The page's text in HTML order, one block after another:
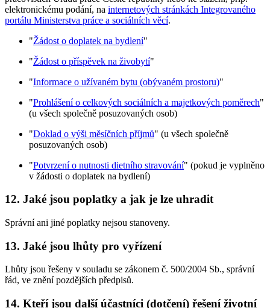
elektronickému podání, na internetových stránkách Integrovaného
portálu Ministerstva práce a sociálních věcí.
"Žádost o doplatek na bydlení"
"Žádost o příspěvek na živobytí"
"Informace o užívaném bytu (obývaném prostoru)"
"Prohlášení o celkových sociálních a majetkových poměrech"
(u všech společně posuzovaných osob)
"Doklad o výši měsíčních příjmů" (u všech společně
posuzovaných osob)
"Potvrzení o nutnosti dietního stravování" (pokud je vyplněno
v žádosti o doplatek na bydlení)
12. Jaké jsou poplatky a jak je lze uhradit
Správní ani jiné poplatky nejsou stanoveny.
13. Jaké jsou lhůty pro vyřízení
Lhůty jsou řešeny v souladu se zákonem č. 500/2004 Sb., správní
řád, ve znění pozdějších předpisů.
14. Kteří jsou další účastníci (dotčení) řešení životní